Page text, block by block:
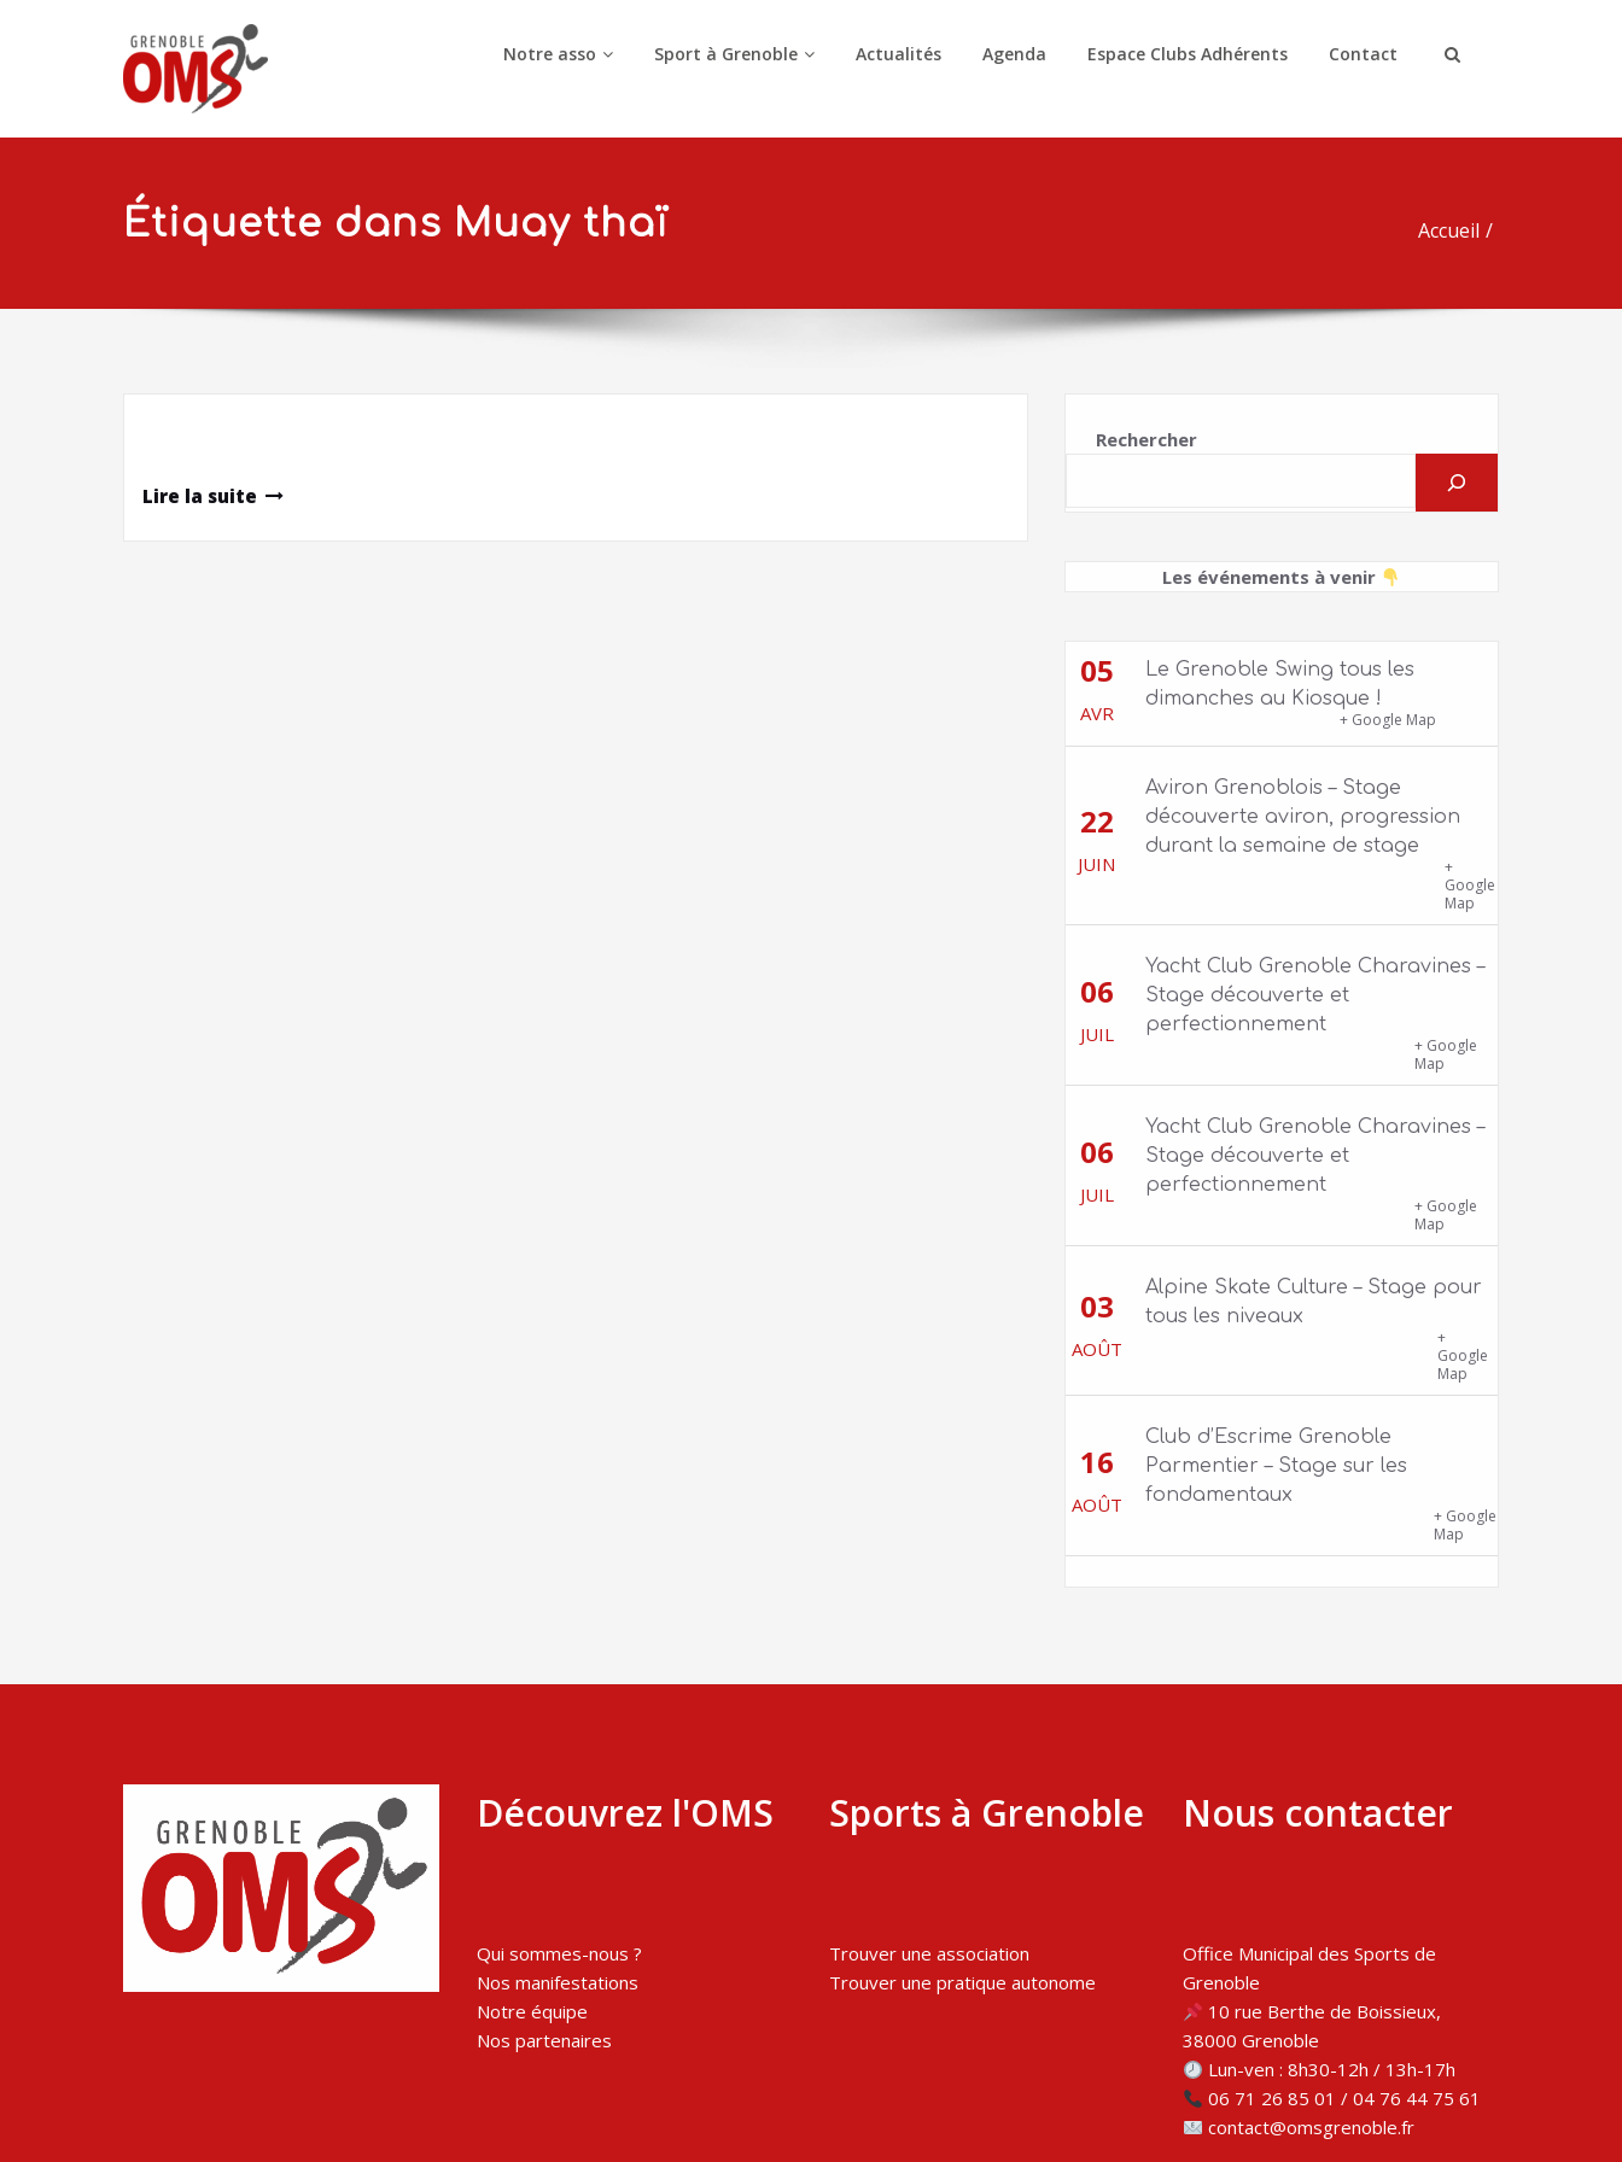
Notre asso Sport à Grenoble Actualités Agenda Espace Clubs Adhérents Contact
Étiquette dans Muay thaï Accueil
Lire la suite
Rechercher
Les événements à venir
05
AVR
Le Grenoble Swing tous les
dimanches au Kiosque !
Kiosque du Jardin de Ville+ Google Map
22
JUIN
Aviron Grenoblois – Stage
découverte aviron, progression
durant la semaine de stage
+
Google
Map
06
JUIL
Yacht Club Grenoble Charavines –
Stage découverte et
perfectionnement
+ Google
Map
06
JUIL
Yacht Club Grenoble Charavines –
Stage découverte et
perfectionnement
+ Google
Map
03
AOÛT
Alpine Skate Culture – Stage pour
tous les niveaux
+
Google
Map
16
AOÛT
Club d’Escrime Grenoble
Parmentier – Stage sur les
fondamentaux
+ Google
Map
Découvrez l'OMS
Qui sommes-nous ?
Nos manifestations
Notre équipe
Nos partenaires
Sports à Grenoble
Trouver une association
Trouver une pratique autonome
Nous contacter
Office Municipal des Sports de
Grenoble
10 rue Berthe de Boissieux,
38000 Grenoble
Lun-ven : 8h30-12h / 13h-17h
06 71 26 85 01 / 04 76 44 75 61
contact@omsgrenoble.fr